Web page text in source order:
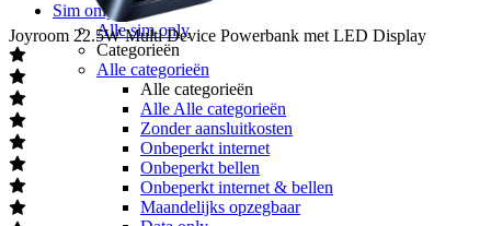
Sim only
Alle sim only
Categorieën
Alle categorieën
Alle categorieën
Alle Alle categorieën
Zonder aansluitkosten
Onbeperkt internet
Onbeperkt bellen
Onbeperkt internet & bellen
Maandelijks opzegbaar
Joyroom 22.5W Multi Device Powerbank met LED Display